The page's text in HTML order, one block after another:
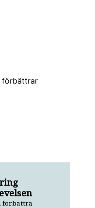
förbättra